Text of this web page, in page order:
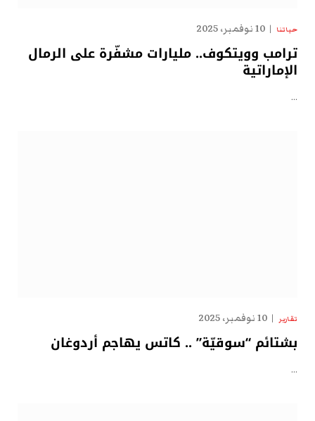
حياتنا 10 نوفمبر، 2025
ترامب وويتكوف.. مليارات مشفّرة على الرمال
الإماراتية
…
تقارير 10 نوفمبر، 2025
بشتائم “سوقيّة” .. كاتس يهاجم أردوغان
…